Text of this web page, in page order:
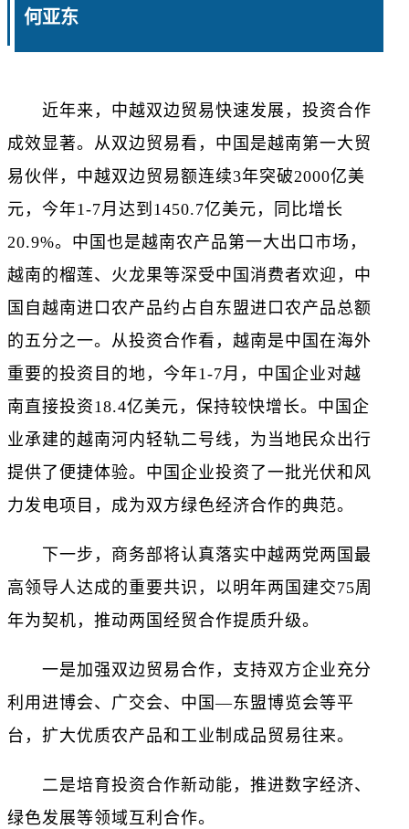
何亚东
近年来，中越双边贸易快速发展，投资合作
成效显著。从双边贸易看，中国是越南第一大贸
易伙伴，中越双边贸易额连续3年突破2000亿美
元，今年1-7月达到1450.7亿美元，同比增长
20.9%。中国也是越南农产品第一大出口市场，
越南的榴莲、火龙果等深受中国消费者欢迎，中
国自越南进口农产品约占自东盟进口农产品总额
的五分之一。从投资合作看，越南是中国在海外
重要的投资目的地，今年1-7月，中国企业对越
南直接投资18.4亿美元，保持较快增长。中国企
业承建的越南河内轻轨二号线，为当地民众出行
提供了便捷体验。中国企业投资了一批光伏和风
力发电项目，成为双方绿色经济合作的典范。
下一步，商务部将认真落实中越两党两国最
高领导人达成的重要共识，以明年两国建交75周
年为契机，推动两国经贸合作提质升级。
一是加强双边贸易合作，支持双方企业充分
利用进博会、广交会、中国—东盟博览会等平
台，扩大优质农产品和工业制成品贸易往来。
二是培育投资合作新动能，推进数字经济、
绿色发展等领域互利合作。